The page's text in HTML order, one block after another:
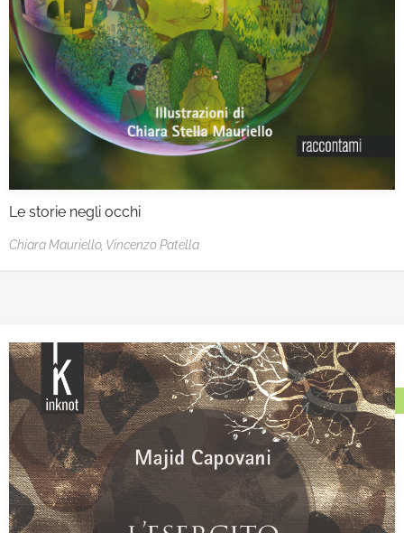
Le storie negli occhi
Chiara Mauriello, Vincenzo Patella